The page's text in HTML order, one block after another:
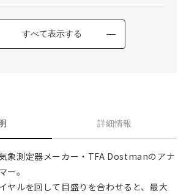
詳細情報
象測定器メーカー・TFA Dostmanのアナ
ー。
ヤルを回して目盛りを合わせると、最大
すべて表示する